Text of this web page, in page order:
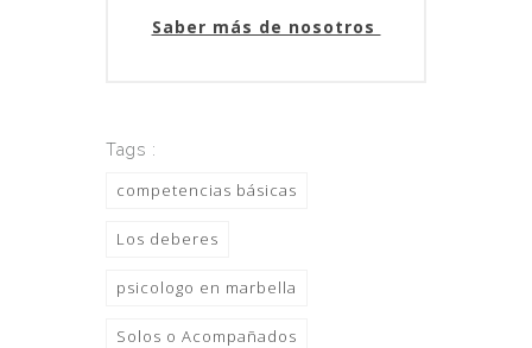
Saber más de nosotros
Tags :
competencias básicas
Los deberes
psicologo en marbella
Solos o Acompañados